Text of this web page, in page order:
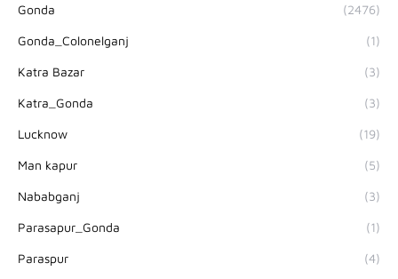
Gonda (2476)
Gonda_Colonelganj (1)
Katra Bazar (3)
Katra_Gonda (3)
Lucknow (19)
Man kapur (5)
Nababganj (3)
Parasapur_Gonda (1)
Paraspur (4)